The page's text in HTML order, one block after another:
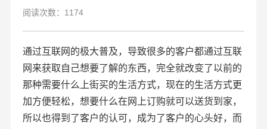
阅读次数：1174
通过互联网的极大普及，导致很多的客户都通过互联
网来获取自己想要了解的东西，完全就改变了以前的
那种需要什么上街买的生活方式，现在的生活方式更
加方便轻松，想要什么在网上订购就可以送货到家，
所以也得到了客户的认可，成为了客户的心头好，而